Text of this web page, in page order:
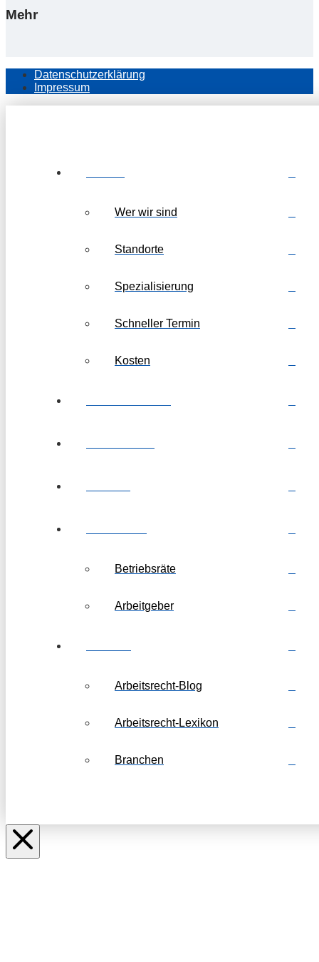
Mehr
Datenschutzerklärung
Impressum
Wer wir sind
Standorte
Spezialisierung
Schneller Termin
Kosten
Betriebsräte
Arbeitgeber
Arbeitsrecht-Blog
Arbeitsrecht-Lexikon
Branchen